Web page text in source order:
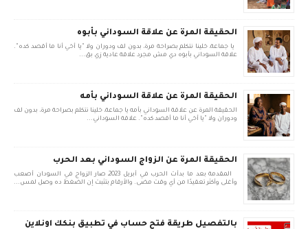
الحقيقة المرة عن علاقة السوداني بأبوه
يا جماعة، خلينا نتكلم بصراحة مرة، بدون لف ودوران ولا "يا أخي أنا ما أقصد كده".
علاقة السوداني بأبوه دي مش مجرد علاقة عادية زي بق...
الحقيقة المرة عن علاقة السوداني بأمه
الحقيقة المرة عن علاقة السوداني بأمه يا جماعة، خلينا نتكلم بصراحة مرة، بدون لف
ودوران ولا "يا أخي أنا ما أقصد كده". علاقة السوداني...
الحقيقة المرة عن الزواج السوداني بعد الحرب
المقدمة بعد ما بدأت الحرب في أبريل 2023، صار الزواج في السودان أصعب
وأغلى وأكثر تعقيدًا من أي وقت مضى. والأرقام بتثبت إن الضغط ده وصل لمس...
بالتفصيل طريقة فتح حساب في تطبيق بنكك اونلاين